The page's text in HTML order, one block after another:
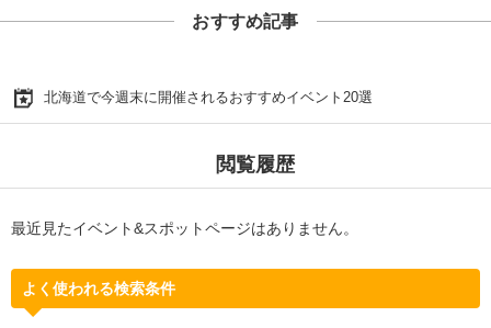
おすすめ記事
北海道で今週末に開催されるおすすめイベント20選
閲覧履歴
最近見たイベント&スポットページはありません。
よく使われる検索条件